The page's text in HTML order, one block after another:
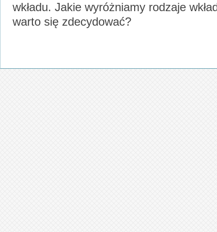
wkładu. Jakie wyróżniamy rodzaje
warto się zdecydować?